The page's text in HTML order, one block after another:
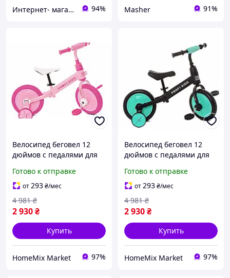
Интернет- магазин "Fortuna" 94% Masher 91%
Велосипед беговел 12
дюймов с педалями для
розовый PROFI KIDS HM-
13914
Готово к отправке
от293₴/мес
2 930₴
4 981 ₴
Купить
HomeMix Market 97%
Велосипед беговел 12
дюймов с педалями для
голубой PROFI KIDS HM-
14053
Готово к отправке
от293₴/мес
2 930₴
4 981 ₴
Купить
HomeMix Market 97%